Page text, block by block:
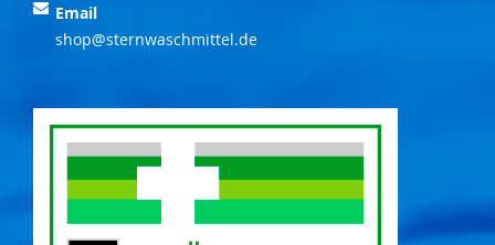
Email
shop@sternwaschmittel.de